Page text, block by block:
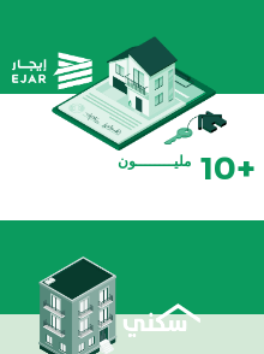
+10 مليــــــــون